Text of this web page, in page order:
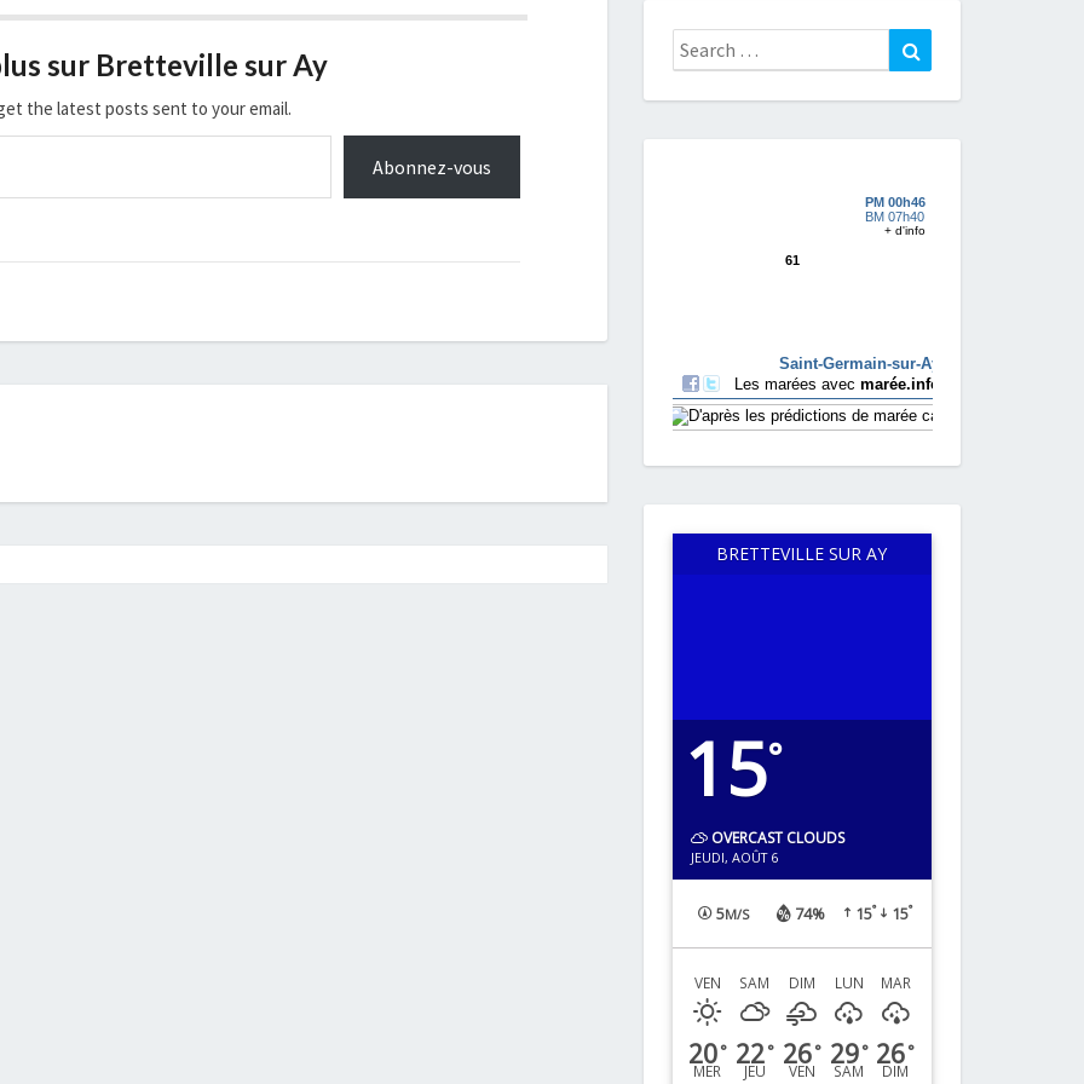
sur Bretteville sur Ay
the latest posts sent to your email.
Abonnez-vous
Search
for:
BRETTEVILLE SUR AY
15°
OVERCAST CLOUDS
JEUDI, AOÛT 6
5M/S 74% 15° 15°
VEN
20°
SAM
22°
DIM
26°
LUN
29°
MAR
26°
MER JEU VEN SAM DIM